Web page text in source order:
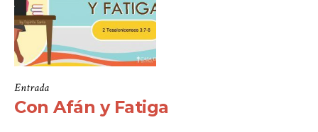
Entrada
Con Afán y Fatiga